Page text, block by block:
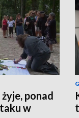
ponad
w